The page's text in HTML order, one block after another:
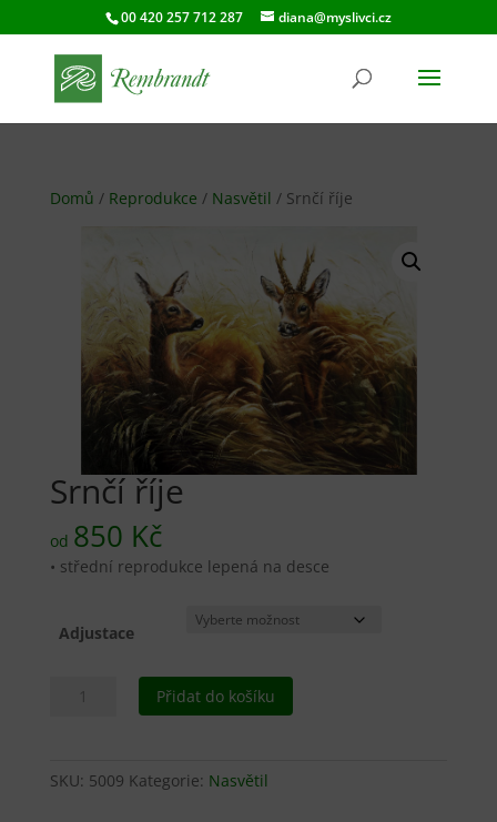
00 420 257 712 287 diana@myslivci.cz
Domů / Reprodukce / Nasvětil / Srnčí říje
Srnčí říje
od 850 Kč
• střední reprodukce lepená na desce
Adjustace
Srnčí
Přidat do košíku
SKU: 5009 Kategorie: Nasvětil